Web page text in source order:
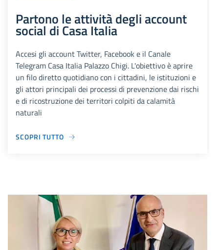
Partono le attività degli account
social di Casa Italia
Accesi gli account Twitter, Facebook e il Canale
Telegram Casa Italia Palazzo Chigi. L'obiettivo è aprire
un filo diretto quotidiano con i cittadini, le istituzioni e
gli attori principali dei processi di prevenzione dai rischi
e di ricostruzione dei territori colpiti da calamità
naturali
SCOPRI TUTTO